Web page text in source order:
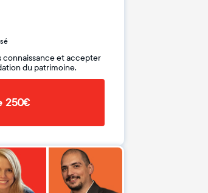
connaissance et accepter
du patrimoine.
250€